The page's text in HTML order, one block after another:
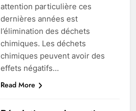
attention particulière ces
dernières années est
l’élimination des déchets
chimiques. Les déchets
chimiques peuvent avoir des
effets négatifs…
Read More